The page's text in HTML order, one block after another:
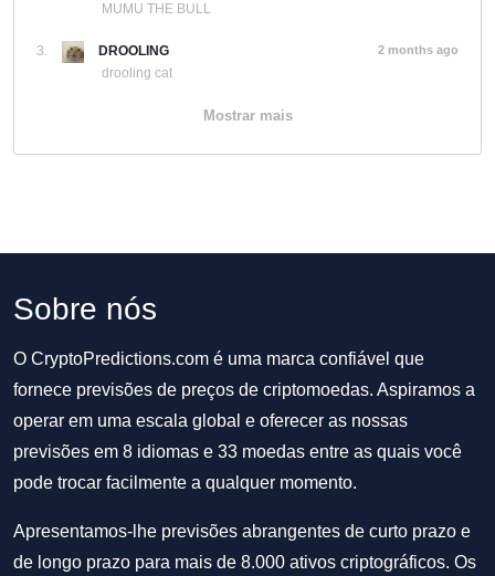
MUMU THE BULL
3.
DROOLING
drooling cat
2 months ago
Mostrar mais
Sobre nós
O CryptoPredictions.com é uma marca confiável que
fornece previsões de preços de criptomoedas. Aspiramos a
operar em uma escala global e oferecer as nossas
previsões em 8 idiomas e 33 moedas entre as quais você
pode trocar facilmente a qualquer momento.
Apresentamos-lhe previsões abrangentes de curto prazo e
de longo prazo para mais de 8.000 ativos criptográficos. Os